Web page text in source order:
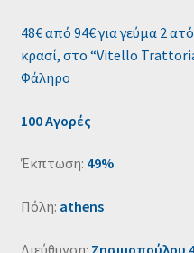
48€ από 94€ για γεύμα 2
κρασί, στο “Vitello
Φάληρο
100 Αγορές
Έκπτωση: 49%
Πόλη: athens
Διεύθυνση: Ζησιμοπούλου